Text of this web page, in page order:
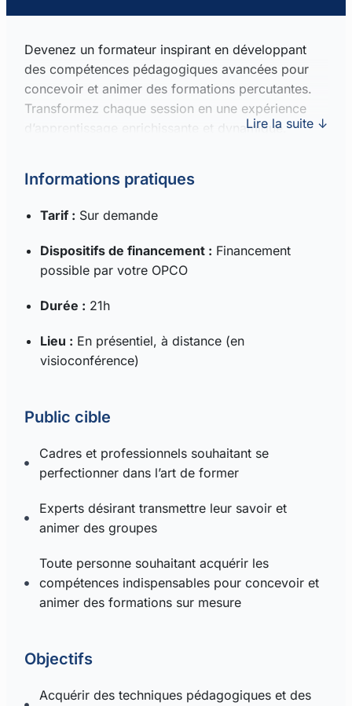
Devenez un formateur inspirant en développant
des compétences pédagogiques avancées pour
concevoir et animer des formations percutantes.
Transformez chaque session en une expérience
d’apprentissage enrichissante et dynamique.Lire la suite ↓
Informations pratiques
Tarif : Sur demande
Dispositifs de financement : Financement
possible par votre OPCO
Durée : 21h
Lieu : En présentiel, à distance (en
visioconférence)
Public cible
Cadres et professionnels souhaitant se
perfectionner dans l’art de former
Experts désirant transmettre leur savoir et
animer des groupes
Toute personne souhaitant acquérir les
compétences indispensables pour concevoir et
animer des formations sur mesure
Objectifs
Acquérir des techniques pédagogiques et des